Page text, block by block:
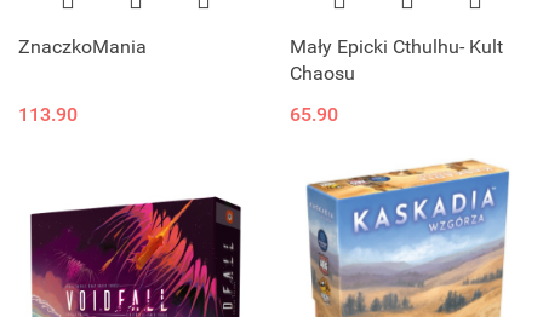
ZnaczkoMania
113.90
Mały Epicki Cthulhu- Kult
Chaosu
65.90